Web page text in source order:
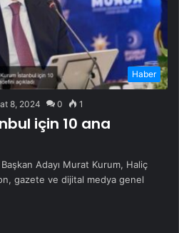
Haber
8, 2024 0 1
için 10 ana
Adayı Murat Kurum, Haliç
gazete ve dijital medya genel